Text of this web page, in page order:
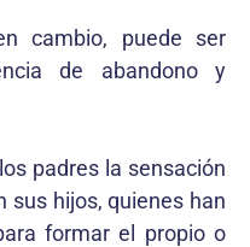
cambio, puede ser
de abandono y
padres la sensación
sus hijos, quienes han
formar el propio o